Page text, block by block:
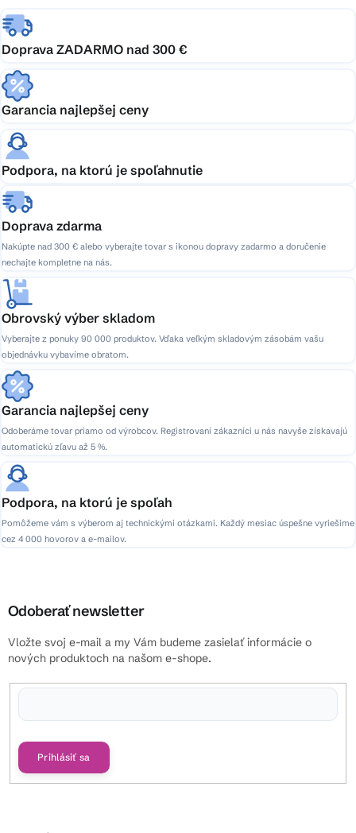
Doprava ZADARMO nad 300 €
Garancia najlepšej ceny
Podpora, na ktorú je spoľahnutie
Doprava zdarma
Nakúpte nad 300 € alebo vyberajte tovar s ikonou dopravy zadarmo a doručenie
nechajte kompletne na nás.
Obrovský výber skladom
Vyberajte z ponuky 90 000 produktov. Vďaka veľkým skladovým zásobám vašu
objednávku vybavíme obratom.
Garancia najlepšej ceny
Odoberáme tovar priamo od výrobcov. Registrovaní zákazníci u nás navyše získavajú
automatickú zľavu až 5 %.
Podpora, na ktorú je spoľah
Pomôžeme vám s výberom aj technickými otázkami. Každý mesiac úspešne vyriešime
cez 4 000 hovorov a e-mailov.
Odoberať newsletter
Vložte svoj e-mail a my Vám budeme zasielať informácie o
nových produktoch na našom e-shope.
Prihlásiť sa